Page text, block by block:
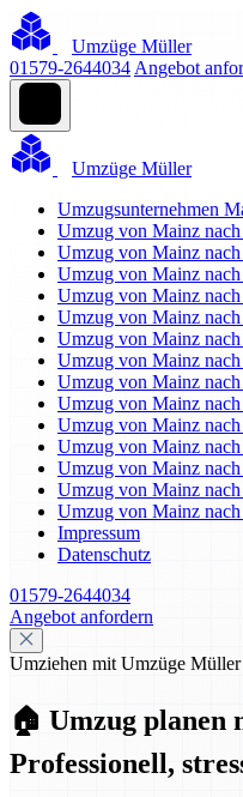
Umzüge Müller
01579-2644034 Angebot
Umzüge Müller
Umzugsunternehmen
Umzug von Mainz
Umzug von Mainz
Umzug von Mainz
Umzug von Mainz
Umzug von Mainz
Umzug von Mainz
Umzug von Mainz
Umzug von Mainz
Umzug von Mainz
Umzug von Mainz nach
Umzug von Mainz
Umzug von Mainz
Umzug von Mainz
Umzug von Mainz nach
Impressum
Datenschutz
01579-2644034
Angebot anfordern
Umziehen mit Umzüge Müller
🏠 Umzug planen
Professionell,